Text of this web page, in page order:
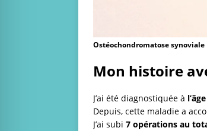
Ostéochondromatose synoviale
Mon histoire
J’ai été diagnostiquée à
Depuis, cette maladie a
J’ai subi 7 opérations au